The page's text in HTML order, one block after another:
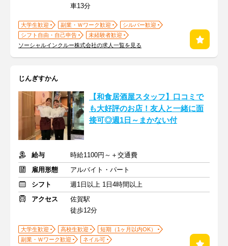
車13分
大学生歓迎 副業・Ｗワーク歓迎
シルバー歓迎
シフト自由・自己申告
未経験者歓迎
ソーシャルインクルー株式会社の求人一覧を見る
じんぎすかん
【和食居酒屋スタッフ】口コミで
も大好評のお店！友人と一緒に面
接可◎週1日～まかない付
給与
時給1100円～＋交通費
雇用形態
アルバイト・パート
シフト
週1日以上 1日4時間以上
アクセス
佐賀駅
徒歩12分
大学生歓迎 高校生歓迎
短期（1ヶ月以内OK）
副業・Ｗワーク歓迎
ネイル可